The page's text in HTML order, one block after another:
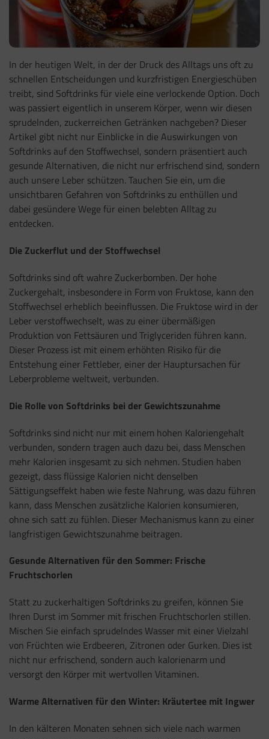
In der heutigen Welt, in der der Druck des Alltags uns oft zu
schnellen Entscheidungen und kurzfristigen Energieschüben
treibt, sind Softdrinks für viele eine verlockende Option. Doch
was passiert eigentlich in unserem Körper, wenn wir diesen
sprudelnden, zuckerreichen Getränken nachgeben? Dieser
Artikel gibt nicht nur Einblicke in die Auswirkungen von
Softdrinks auf den Stoffwechsel, sondern präsentiert auch
gesunde Alternativen, die nicht nur erfrischend sind, sondern
auch unsere Leber schützen. Tauchen Sie ein, um die
unsichtbaren Gefahren von Softdrinks zu enthüllen und
dabei gesündere Wege für einen belebten Alltag zu
entdecken.
Die Zuckerflut und der Stoffwechsel
Softdrinks sind oft wahre Zuckerbomben. Der hohe
Zuckergehalt, insbesondere in Form von Fruktose, kann den
Stoffwechsel erheblich beeinflussen. Die Fruktose wird in der
Leber verstoffwechselt, was zu einer übermäßigen
Produktion von Fettsäuren und Triglyceriden führen kann.
Dieser Prozess ist mit einem erhöhten Risiko für die
Entstehung einer Fettleber, einer der Hauptursachen für
Leberprobleme weltweit, verbunden.
Die Rolle von Softdrinks bei der Gewichtszunahme
Softdrinks sind nicht nur mit einem hohen Kaloriengehalt
verbunden, sondern tragen auch dazu bei, dass Menschen
mehr Kalorien insgesamt zu sich nehmen. Studien haben
gezeigt, dass flüssige Kalorien nicht denselben
Sättigungseffekt haben wie feste Nahrung, was dazu führen
kann, dass Menschen zusätzliche Kalorien konsumieren,
ohne sich satt zu fühlen. Dieser Mechanismus kann zu einer
langfristigen Gewichtszunahme beitragen.
Gesunde Alternativen für den Sommer: Frische
Fruchtschorlen
Statt zu zuckerhaltigen Softdrinks zu greifen, können Sie
Ihren Durst im Sommer mit frischen Fruchtschorlen stillen.
Mischen Sie einfach sprudelndes Wasser mit einer Vielzahl
von Früchten wie Erdbeeren, Zitronen oder Gurken. Dies ist
nicht nur erfrischend, sondern auch kalorienarm und
versorgt den Körper mit wertvollen Vitaminen.
Warme Alternativen für den Winter: Kräutertee mit Ingwer
In den kälteren Monaten sehnen sich viele nach warmen